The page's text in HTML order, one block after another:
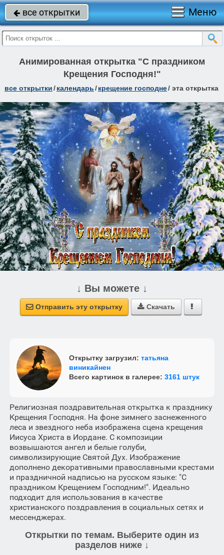
 все открытки Меню
Анимированная открытка "С праздником
Крещения Господня!"
все открытки/календарь/крещение господне/ эта открытка
↓ Вы можете ↓
 Отправить эту открытку  Скачать 
Открытку загрузил: татьяна
виникайнен
Всего картинок в галерее: 3161 штук
Религиозная поздравительная открытка к празднику
Крещения Господня. На фоне зимнего заснеженного
леса и звездного неба изображена сцена крещения
Иисуса Христа в Иордане. С композиции
возвышаются ангел и белые голуби,
символизирующие Святой Дух. Изображение
дополнено декоративными православными крестами
и праздничной надписью на русском языке: "С
праздником Крещением Господним!". Идеально
подходит для использования в качестве
христианского поздравления в социальных сетях и
мессенджерах.
Открытки по темам. Выберите один из
разделов ниже ↓